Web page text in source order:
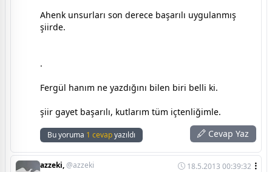
Ahenk unsurları son derece başarılı uygulanmış
şiirde.
.
Fergül hanım ne yazdığını bilen biri belli ki.
şiir gayet başarılı, kutlarım tüm içtenliğimle.
Bu yoruma 1 cevapyazıldı Cevap Yaz
azzeki,@azzeki 18.5.2013 00:39:32